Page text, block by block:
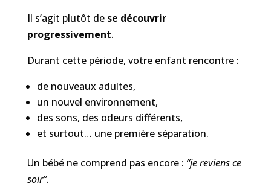
Il s’agit plutôt de se découvrir
progressivement.
Durant cette période, votre enfant rencontre :
de nouveaux adultes,
un nouvel environnement,
des sons, des odeurs différents,
et surtout… une première séparation.
Un bébé ne comprend pas encore : “je reviens ce
soir”.